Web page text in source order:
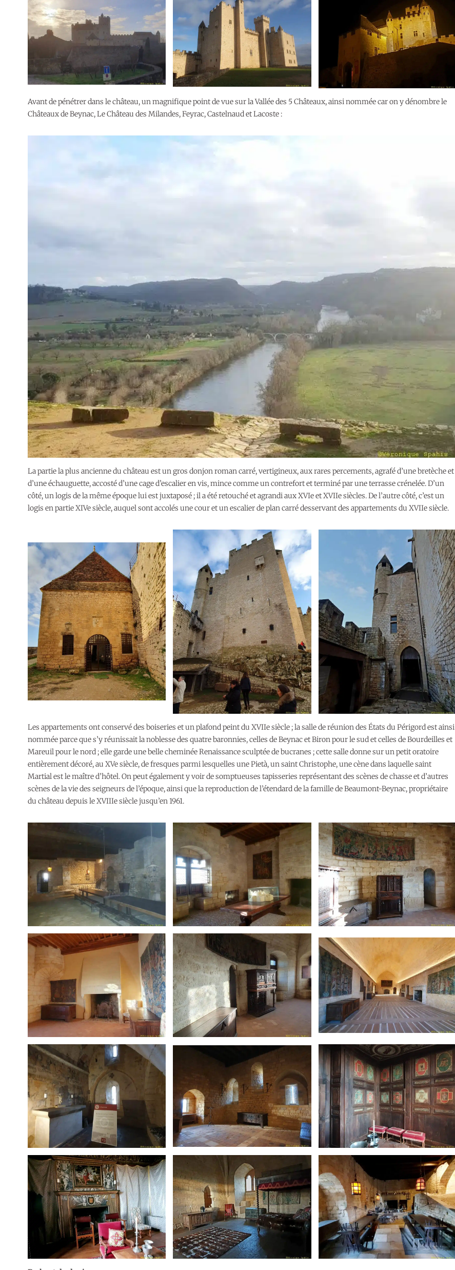
Avant de pénétrer dans le château, un magnifique point de vue sur la Vallée des 5 Châteaux, ainsi nommée car on y dénombre le
Châteaux de Beynac, Le Château des Milandes, Feyrac, Castelnaud et Lacoste :
La partie la plus ancienne du château est un gros donjon roman carré, vertigineux, aux rares percements, agrafé d’une bretèche et
d’une échauguette, accosté d’une cage d’escalier en vis, mince comme un contrefort et terminé par une terrasse crénelée. D’un
côté, un logis de la même époque lui est juxtaposé ; il a été retouché et agrandi aux XVIe et XVIIe siècles. De l’autre côté, c’est un
logis en partie XIVe siècle, auquel sont accolés une cour et un escalier de plan carré desservant des appartements du XVIIe siècle.
Les appartements ont conservé des boiseries et un plafond peint du XVIIe siècle ; la salle de réunion des États du Périgord est ainsi
nommée parce que s’y réunissait la noblesse des quatre baronnies, celles de Beynac et Biron pour le sud et celles de Bourdeilles et
Mareuil pour le nord ; elle garde une belle cheminée Renaissance sculptée de bucranes ; cette salle donne sur un petit oratoire
entièrement décoré, au XVe siècle, de fresques parmi lesquelles une Pietà, un saint Christophe, une cène dans laquelle saint
Martial est le maître d’hôtel. On peut également y voir de somptueuses tapisseries représentant des scènes de chasse et d’autres
scènes de la vie des seigneurs de l’époque, ainsi que la reproduction de l’étendard de la famille de Beaumont-Beynac, propriétaire
du château depuis le XVIIIe siècle jusqu’en 1961.